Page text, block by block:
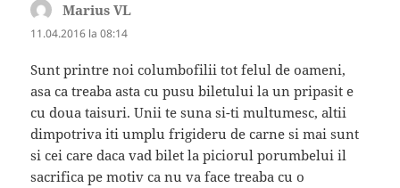
Marius VL
11.04.2016 la 08:14
Sunt printre noi columbofilii tot felul de oameni,
asa ca treaba asta cu pusu biletului la un pripasit e
cu doua taisuri. Unii te suna si-ti multumesc, altii
dimpotriva iti umplu frigideru de carne si mai sunt
si cei care daca vad bilet la piciorul porumbelui il
sacrifica pe motiv ca nu va face treaba cu o